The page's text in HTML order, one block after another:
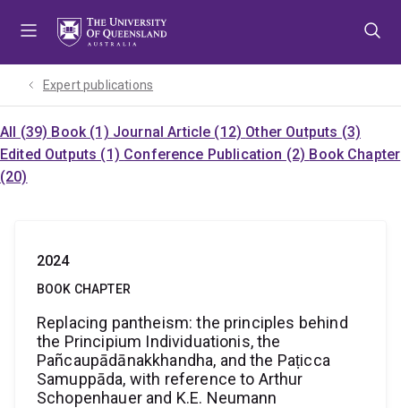
Expert publications
All (39) Book (1) Journal Article (12) Other Outputs (3)
Edited Outputs (1) Conference Publication (2) Book Chapter
(20)
2024
BOOK CHAPTER
Replacing pantheism: the principles behind
the Principium Individuationis, the
Pañcaupādānakkhandha, and the Paṭicca
Samuppāda, with reference to Arthur
Schopenhauer and K.E. Neumann